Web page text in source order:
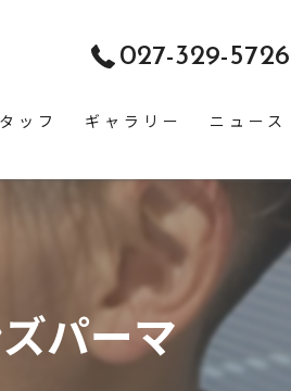
027-329-5726
ッフ ギャラリー ニュース
パーマ